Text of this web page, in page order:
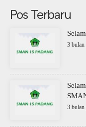
Pos Terbaru
3 bulan
3 bulan